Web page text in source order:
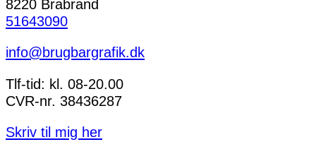
8220 Brabrand
51643090
info@brugbargrafik.dk
Tlf-tid: kl. 08-20.00
CVR-nr. 38436287
Skriv til mig her